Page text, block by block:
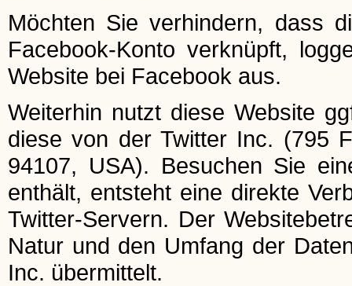
Möchten Sie verhindern, dass
Facebook-Konto verknüpft,
Website bei Facebook aus.
Weiterhin nutzt diese Website
diese von der Twitter Inc. (795
94107, USA). Besuchen Sie
enthält, entsteht eine direkte
Twitter-Servern. Der
Natur und den Umfang der
Inc. übermittelt.